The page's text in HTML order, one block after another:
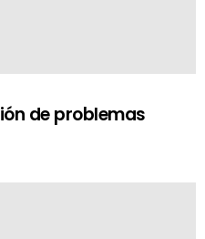
de problemas